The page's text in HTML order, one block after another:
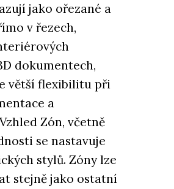
jako ořezané a
v řezech,
dokumentech,
větší flexibilitu při
a
Zón, včetně
se nastavuje
stylů. Zóny lze
stejně jako ostatní